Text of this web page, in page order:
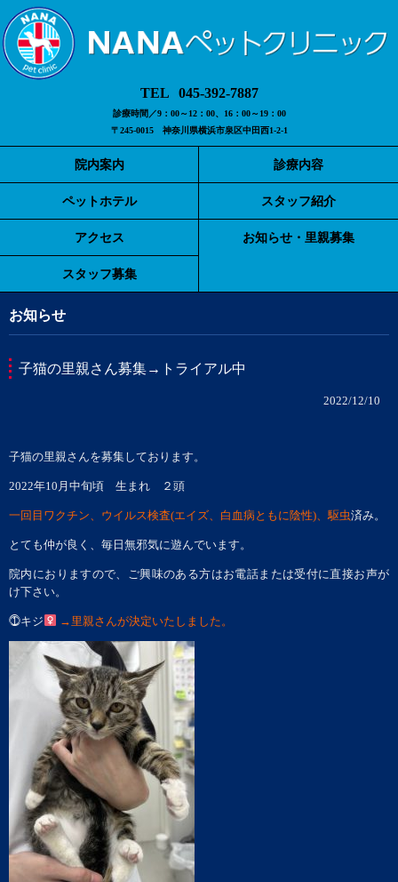
045-392-7887
診療時間／9：00～12：00、16：00～19：00
〒245-0015 神奈川県横浜市泉区中田西1-2-1
院内案内 診療内容
ペットホテル スタッフ紹介
アクセス お知らせ・里親募集
スタッフ募集
お知らせ
子猫の里親さん募集→トライアル中
2022/12/10
子猫の里親さんを募集しております。
2022年10月中旬頃 生まれ ２頭
一回目ワクチン、ウイルス検査(エイズ、白血病ともに陰性)、駆虫済み。
とても仲が良く、毎日無邪気に遊んでいます。
院内におりますので、ご興味のある方はお電話または受付に直接お声が
け下さい。
⓵キジ →里親さんが決定いたしました。